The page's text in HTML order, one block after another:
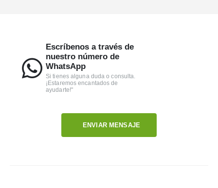
Escríbenos a través de
nuestro número de
WhatsApp
Si tienes alguna duda o consulta.
¡Estaremos encantados de
ayudarte!"
ENVIAR MENSAJE